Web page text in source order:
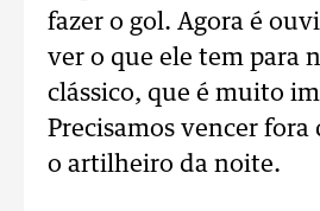
fazer o gol. Agora é
ver o que ele tem para
clássico, que é muito
Precisamos vencer fora
o artilheiro da noite.